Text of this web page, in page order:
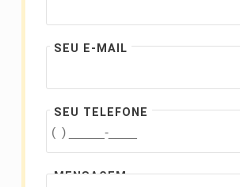
SEU E-MAIL
SEU TELEFONE
MENSAGEM